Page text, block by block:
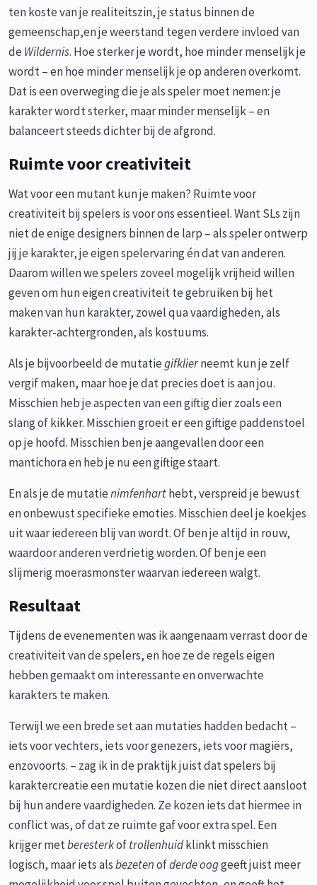
ten koste van je realiteitszin, je status binnen de
gemeenschap,en je weerstand tegen verdere invloed van
de Wildernis. Hoe sterker je wordt, hoe minder menselijk je
wordt – en hoe minder menselijk je op anderen overkomt.
Dat is een overweging die je als speler moet nemen: je
karakter wordt sterker, maar minder menselijk – en
balanceert steeds dichter bij de afgrond.
Ruimte voor creativiteit
Wat voor een mutant kun je maken? Ruimte voor
creativiteit bij spelers is voor ons essentieel. Want SLs zijn
niet de enige designers binnen de larp – als speler ontwerp
jij je karakter, je eigen spelervaring én dat van anderen.
Daarom willen we spelers zoveel mogelijk vrijheid willen
geven om hun eigen creativiteit te gebruiken bij het
maken van hun karakter, zowel qua vaardigheden, als
karakter-achtergronden, als kostuums.
Als je bijvoorbeeld de mutatiegifklierneemt kun je zelf
vergif maken, maar hoe je dat precies doet is aan jou.
Misschien heb je aspecten van een giftig dier zoals een
slang of kikker. Misschien groeit er een giftige paddenstoel
op je hoofd. Misschien ben je aangevallen door een
mantichora en heb je nu een giftige staart.
En als je de mutatienimfenharthebt, verspreid je bewust
en onbewust specifieke emoties. Misschien deel je koekjes
uit waar iedereen blij van wordt. Of ben je altijd in rouw,
waardoor anderen verdrietig worden. Of ben je een
slijmerig moerasmonster waarvan iedereen walgt.
Resultaat
Tijdens de evenementen was ik aangenaam verrast door de
creativiteit van de spelers, en hoe ze de regels eigen
hebben gemaakt om interessante en onverwachte
karakters te maken.
Terwijl we een brede set aan mutaties hadden bedacht –
iets voor vechters, iets voor genezers, iets voor magiërs,
enzovoorts. – zag ik in de praktijk juist dat spelers bij
karaktercreatie een mutatie kozen die niet direct aansloot
bij hun andere vaardigheden. Ze kozen iets dat hiermee in
conflict was, of dat ze ruimte gaf voor extra spel. Een
krijger metberesterkoftrollenhuidklinkt misschien
logisch, maar iets alsbezetenofderde ooggeeft juist meer